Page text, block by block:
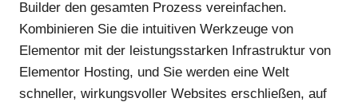
Builder den gesamten Prozess vereinfachen.
Kombinieren Sie die intuitiven Werkzeuge von
Elementor mit der leistungsstarken Infrastruktur von
Elementor Hosting, und Sie werden eine Welt
schneller, wirkungsvoller Websites erschließen, auf